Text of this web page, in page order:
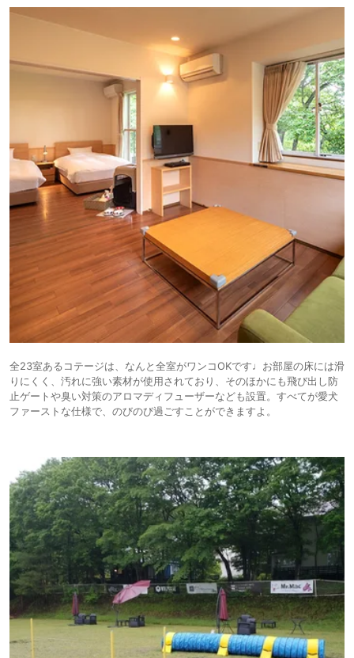
全23室あるコテージは、なんと全室がワンコOKです♩お部屋の床には滑
りにくく、汚れに強い素材が使用されており、そのほかにも飛び出し防
止ゲートや臭い対策のアロマディフューザーなども設置。すべてが愛犬
ファーストな仕様で、のびのび過ごすことができますよ。